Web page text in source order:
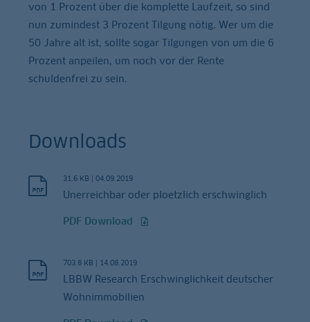
von 1 Prozent über die komplette Laufzeit, so sind
nun zumindest 3 Prozent Tilgung nötig. Wer um die
50 Jahre alt ist, sollte sogar Tilgungen von um die 6
Prozent anpeilen, um noch vor der Rente
schuldenfrei zu sein.
Downloads
31.6 KB | 04.09.2019
Unerreichbar oder ploetzlich erschwinglich
PDF Download
703.8 KB | 14.08.2019
LBBW Research Erschwinglichkeit deutscher
Wohnimmobilien